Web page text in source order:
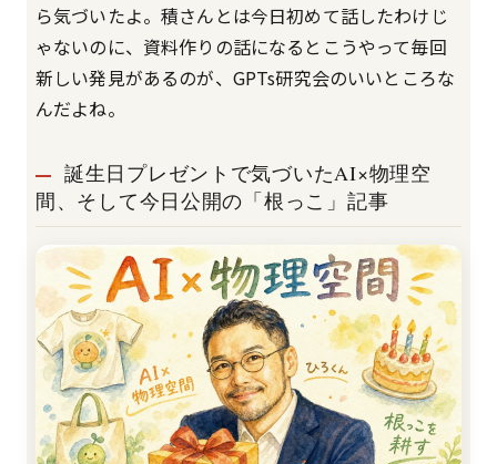
ら気づいたよ。積さんとは今日初めて話したわけじ
ゃないのに、資料作りの話になるとこうやって毎回
新しい発見があるのが、GPTs研究会のいいところな
んだよね。
誕生日プレゼントで気づいたAI×物理空
間、そして今日公開の「根っこ」記事